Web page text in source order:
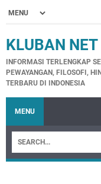
KLUBAN NET
INFORMASI TERLENGKAP
PEWAYANGAN, FILOSOFI,
TERBARU DI INDONESIA
MENU